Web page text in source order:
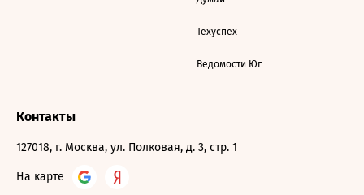
Техуспех
Ведомости Юг
Контакты
127018, г. Москва, ул. Полковая, д. 3, стр. 1
На карте